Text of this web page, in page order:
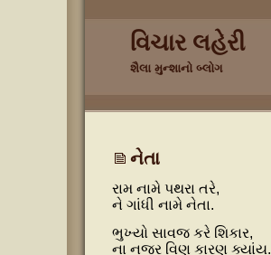
વિચાર લહેરી
શૈલા મુન્શાનો બ્લોગ
નેતા
રામ નામે પથરા તરે,
ને ગાંધી નામે નેતા.
ભુખ્યો સાવજ કરે શિકાર,
ના નજર વિણ કારણ ક્યાંય.